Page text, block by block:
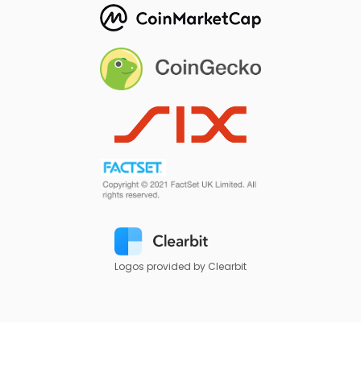
Logos provided by Clearbit